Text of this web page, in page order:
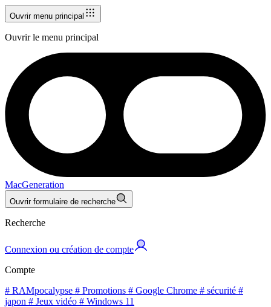
Ouvrir menu principal
Ouvrir le menu principal
MacGeneration
Ouvrir formulaire de recherche
Recherche
Connexion ou création de compte
Compte
# RAMpocalypse # Promotions # Google Chrome # sécurité #
japon # Jeux vidéo # Windows 11